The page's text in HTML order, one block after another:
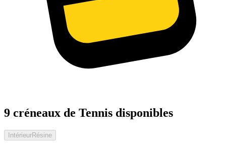
9 créneaux de Tennis disponibles
IntérieurRésine